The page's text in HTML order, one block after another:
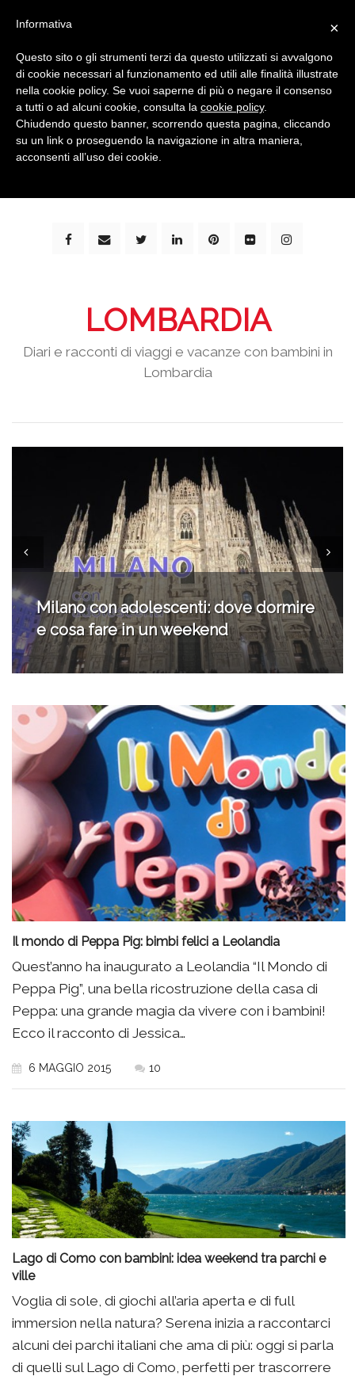
bimbi e viaggi - family travel blog: community #1 in
LOMBARDIA
Diari e racconti di viaggi e vacanze con bambini in
Lombardia
Vacanza sul Lago d’Iseo: il nostro
weekend in campeggio a Sassabanek
Il mondo di Peppa Pig: bimbi felici a Leolandia
Quest’anno ha inaugurato a Leolandia “Il Mondo di
Peppa Pig”, una bella ricostruzione della casa di
Peppa: una grande magia da vivere con i bambini!
Ecco il racconto di Jessica…
6 MAGGIO 2015 10
Lago di Como con bambini: idea weekend tra parchi e
ville
Voglia di sole, di giochi all’aria aperta e di full
immersion nella natura? Serena inizia a raccontarci
alcuni dei parchi italiani che ama di più: oggi si parla
di quelli sul Lago di Como, perfetti per trascorrere
×
Informativa
Questo sito o gli strumenti terzi da questo utilizzati si avvalgono
di cookie necessari al funzionamento ed utili alle finalità illustrate
nella cookie policy. Se vuoi saperne di più o negare il consenso
a tutti o ad alcuni cookie, consulta la cookie policy.
Chiudendo questo banner, scorrendo questa pagina, cliccando
su un link o proseguendo la navigazione in altra maniera,
acconsenti all’uso dei cookie.